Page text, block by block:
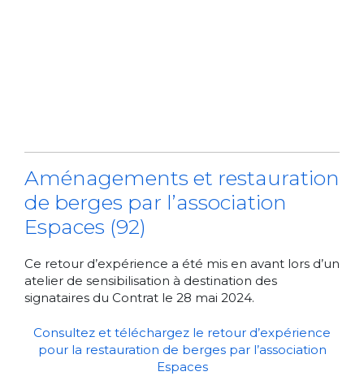
Aménagements et restauration
de berges par l’association
Espaces (92)
Ce retour d’expérience a été mis en avant lors d’un
atelier de sensibilisation à destination des
signataires du Contrat le 28 mai 2024.
Consultez et téléchargez le retour d’expérience
pour la restauration de berges par l’association
Espaces